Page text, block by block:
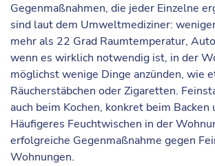
Gegenmaßnahmen, die jeder Einzelne
sind laut dem Umweltmediziner:
mehr als 22 Grad Raumtemperatur,
wenn es wirklich notwendig ist, in der
möglichst wenige Dinge anzünden, wie
Räucherstäbchen oder Zigaretten.
auch beim Kochen, konkret beim Backen
Häufigeres Feuchtwischen in der
erfolgreiche Gegenmaßnahme gegen
Wohnungen.